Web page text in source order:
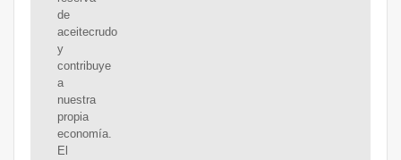
de
aceitecrudo
y
contribuye
a
nuestra
propia
economía.
El